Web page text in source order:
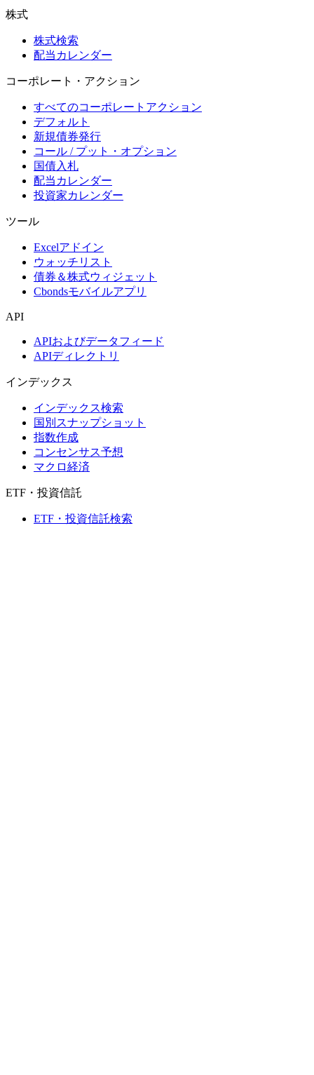
株式
株式検索
配当カレンダー
コーポレート・アクション
すべてのコーポレートアクション
デフォルト
新規債券発行
コール / プット・オプション
国債入札
配当カレンダー
投資家カレンダー
ツール
Excelアドイン
ウォッチリスト
債券＆株式ウィジェット
Cbondsモバイルアプリ
API
APIおよびデータフィード
APIディレクトリ
インデックス
インデックス検索
国別スナップショット
指数作成
コンセンサス予想
マクロ経済
ETF・投資信託
ETF・投資信託検索